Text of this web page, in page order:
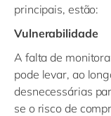
principais, estão:
Vulnerabilidade
A falta de
pode levar, ao
desnecessárias
se o risco de